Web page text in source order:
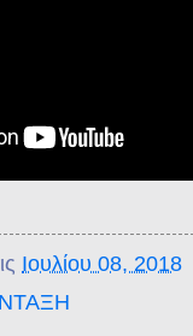
Ιουλίου 08, 2018